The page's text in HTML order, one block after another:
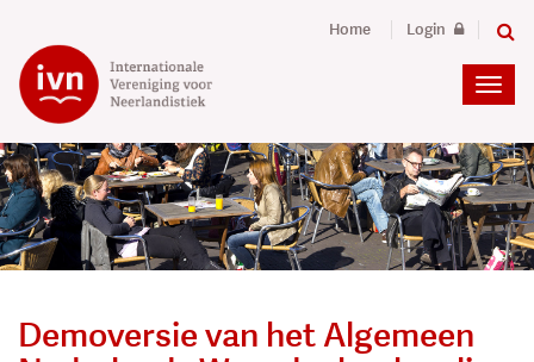
Home Login
Demoversie van het Algemeen